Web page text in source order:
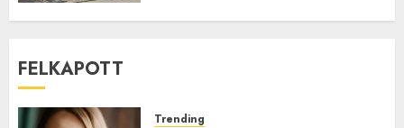
FELKAPOTT
Trending